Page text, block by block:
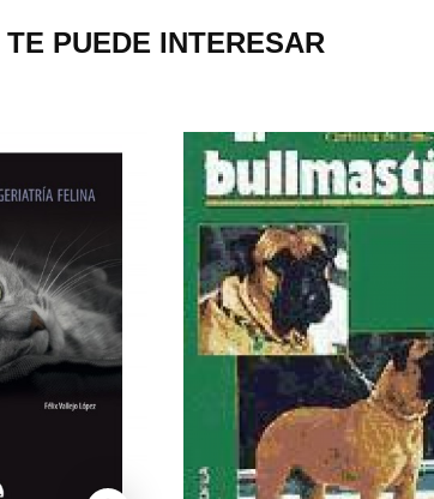
TE PUEDE INTERESAR